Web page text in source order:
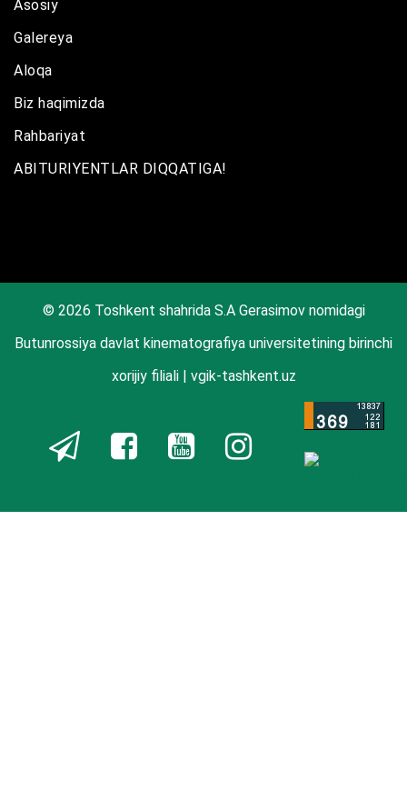
Asosiy
Galereya
Aloqa
Biz haqimizda
Rahbariyat
ABITURIYENTLAR DIQQATIGA!
© 2026 Toshkent shahrida S.A Gerasimov nomidagi
Butunrossiya davlat kinematografiya universitetining birinchi
xorijiy filiali | vgik-tashkent.uz